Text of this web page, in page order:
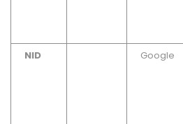
NID Google